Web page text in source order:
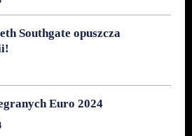
Southgate opuszcza
Euro 2024